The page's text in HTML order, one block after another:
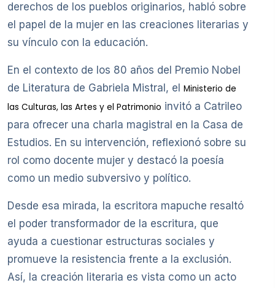
derechos de los pueblos originarios, habló sobre
el papel de la mujer en las creaciones literarias y
su vínculo con la educación.
En el contexto de los 80 años del Premio Nobel
de Literatura de Gabriela Mistral, el Ministerio de
las Culturas, las Artes y el Patrimonio invitó a Catrileo
para ofrecer una charla magistral en la Casa de
Estudios. En su intervención, reflexionó sobre su
rol como docente mujer y destacó la poesía
como un medio subversivo y político.
Desde esa mirada, la escritora mapuche resaltó
el poder transformador de la escritura, que
ayuda a cuestionar estructuras sociales y
promueve la resistencia frente a la exclusión.
Así, la creación literaria es vista como un acto